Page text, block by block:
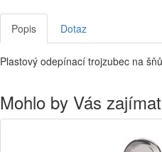
Popis Dotaz
Plastový odepínací trojzubec na
Mohlo by Vás zajímat